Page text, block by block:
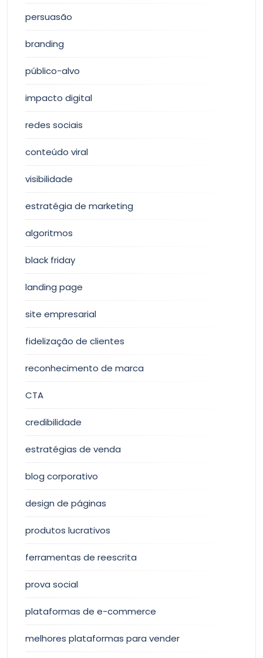
persuasão
branding
público-alvo
impacto digital
redes sociais
conteúdo viral
visibilidade
estratégia de marketing
algoritmos
black friday
landing page
site empresarial
fidelização de clientes
reconhecimento de marca
CTA
credibilidade
estratégias de venda
blog corporativo
design de páginas
produtos lucrativos
ferramentas de reescrita
prova social
plataformas de e-commerce
melhores plataformas para vender